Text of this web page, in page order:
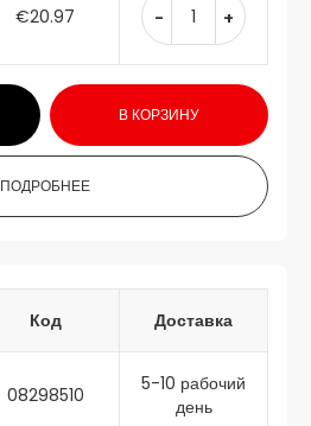
€20.97 - +
В КОРЗИНУ
ПОДРОБНЕЕ
Код Доставка
08298510
5-10 рабочий
день